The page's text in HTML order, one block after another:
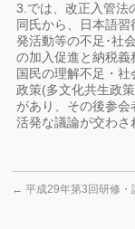
3.では、改正入管法
同氏から、日本語
発活動等の不足･社
の加入促進と納税義
国民の理解不足・社
政策(多文化共生政
があり、その後参会
活発な議論が交わさ
← 平成29年第3回研修・